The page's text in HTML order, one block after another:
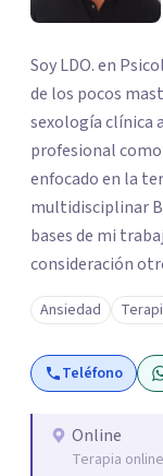
Soy LDO. en
de los pocos
sexología clínica
profesional
enfocado en la
multidisciplinar
bases de mi
consideración
funcionar al
excluyendo de
influir. Mi intención es ayudar para conseguir una mejora
global de tu
personal concreta. En especial mi ámbito de trabajo es la
disfunción
Ansiedad
Teléfono
Online
Terapia online